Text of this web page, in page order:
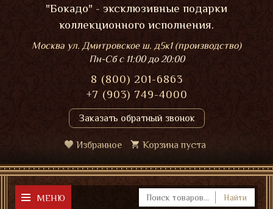
"Бокадо" - эксклюзивные подарки
коллекционного исполнения.
Москва ул. Дмитровское ш. д5к1 (производство)
Пн-Сбс 11:00 до 20:00
8 (800) 201-6863
+7 (903) 749-4000
Заказать обратный звонок
Избранное Корзина пуста
МЕНЮ Найти